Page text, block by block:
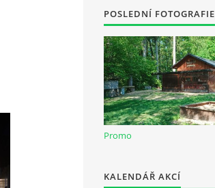
POSLEDNÍ FOTOGRAFIE
Promo
KALENDÁŘ AKCÍ